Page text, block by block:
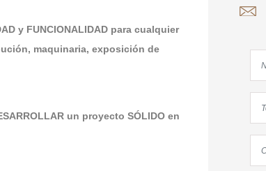
y FUNCIONALIDAD para cualquier
maquinaria, exposición de
un proyecto SÓLIDO en